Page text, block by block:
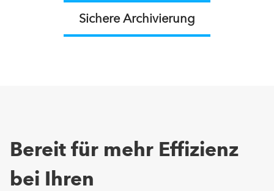
Sichere Archivierung
Bereit für mehr Effizienz
bei Ihren